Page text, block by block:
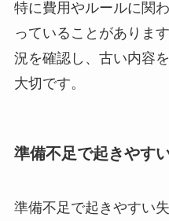
特に費用やルールに関
っていることがありま
況を確認し、古い内容
大切です。
準備不足で起きやす
準備不足で起きやすい